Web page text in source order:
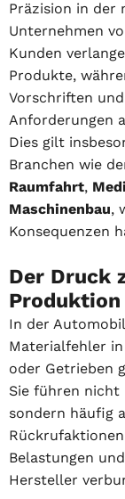
Präzision in der
Unternehmen
Kunden
Produkte,
Vorschriften
Anforderungen
Dies gilt
Branchen wie
Raumfahrt,
Maschinenbau,
Konsequenzen
Der Druck
Produktion
In der
Materialfehler
oder Getrieben
Sie führen
sondern häufig
Belastungen
Hersteller